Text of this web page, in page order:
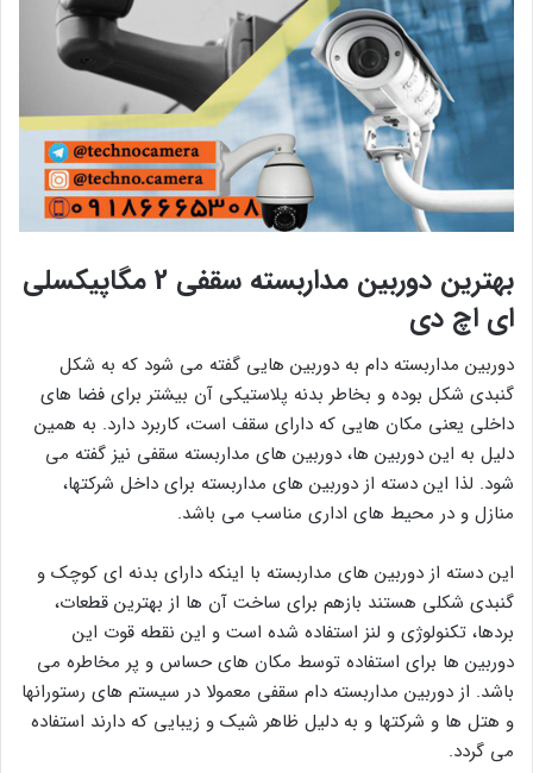
بهترین دوربین مداربسته سقفی 2 مگاپیکسلی
ای اچ دی
دوربین مداربسته دام به دوربین هایی گفته می شود که به شکل
گنبدی شکل بوده و بخاطر بدنه پلاستیکی آن بیشتر برای فضا های
داخلی یعنی مکان هایی که دارای سقف است، کاربرد دارد. به همین
دلیل به این دوربین ها، دوربین های مداربسته سقفی نیز گفته می
شود. لذا این دسته از دوربین های مداربسته برای داخل شرکتها،
منازل و در محیط های اداری مناسب می باشد.
این دسته از دوربین های مداربسته با اینکه دارای بدنه ای کوچک و
گنبدی شکلی هستند بازهم برای ساخت آن ها از بهترین قطعات،
بردها، تکنولوژی و لنز استفاده شده است و این نقطه قوت این
دوربین ها برای استفاده توسط مکان های حساس و پر مخاطره می
باشد. از دوربین مداربسته دام سقفی معمولا در سیستم های رستورانها
و هتل ها و شرکتها و به دلیل ظاهر شیک و زیبایی که دارند استفاده
می گردد.